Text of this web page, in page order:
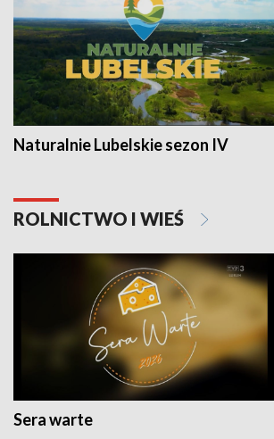
Naturalnie Lubelskie sezon IV
ROLNICTWO I WIEŚ
Sera warte